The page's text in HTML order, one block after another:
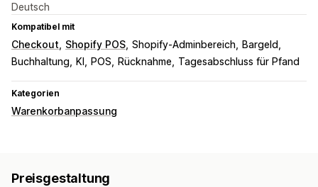
Deutsch
Kompatibel mit
Checkout Shopify POS Shopify-Adminbereich
Bargeld
Buchhaltung
KI POS Rücknahme Tagesabschluss für Pfand
Kategorien
Warenkorbanpassung
Preisgestaltung